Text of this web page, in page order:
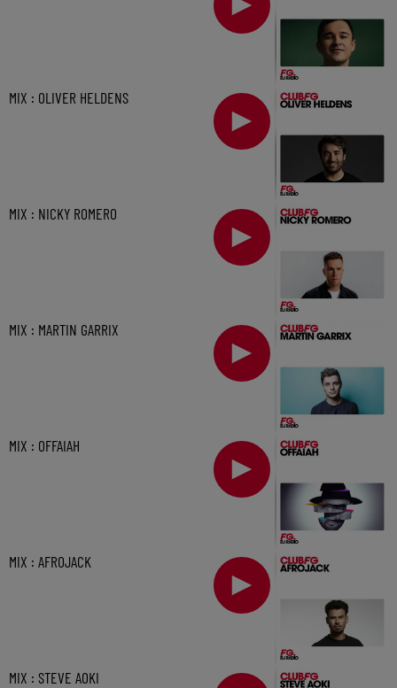
MIX : OLIVER HELDENS
MIX : NICKY ROMERO
MIX : MARTIN GARRIX
MIX : OFFAIAH
MIX : AFROJACK
MIX : STEVE AOKI